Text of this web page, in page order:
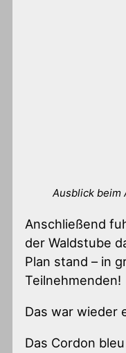
Ausblick beim
Anschließend
der Waldstube
Plan stand – in
Teilnehmenden!
Das war wieder
Das Cordon